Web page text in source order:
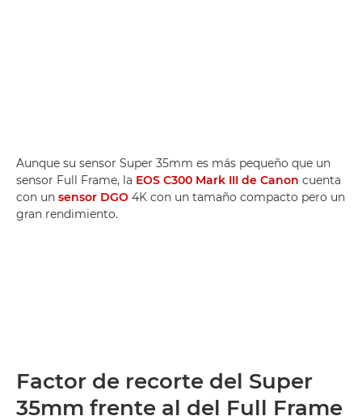
Aunque su sensor Super 35mm es más pequeño que un
sensor Full Frame, la EOS C300 Mark III de Canon cuenta
con un sensor DGO 4K con un tamaño compacto pero un
gran rendimiento.
Factor de recorte del Super
35mm frente al del Full Frame